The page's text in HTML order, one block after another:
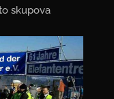
skupova